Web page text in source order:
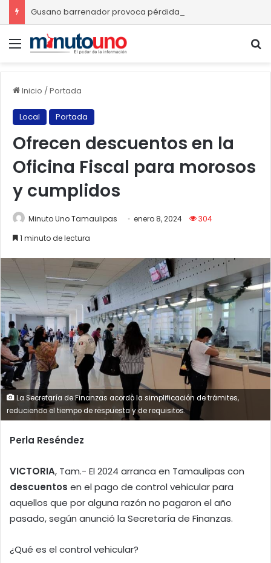
Menú
Inicio /Portada
Local Portada
Ofrecen descuentos en la
Oficina Fiscal para morosos
y cumplidos
Minuto Uno Tamaulipas enero 8, 2024
304
1 minuto de lectura
La Secretaría de Finanzas acordó la simplificación de trámites,
reduciendo el tiempo de respuesta y de requisitos.
Perla Reséndez
VICTORIA, Tam.- El 2024 arranca en Tamaulipas con
descuentos en el pago de control vehicular para
aquellos que por alguna razón no pagaron el año
pasado, según anunció la Secretaría de Finanzas.
¿Qué es el control vehicular?